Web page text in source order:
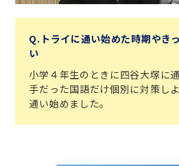
Q.トライに通い始めた時期やき
い
小学４年生のときに四谷大塚に
手だった国語だけ個別に対策し
通い始めました。